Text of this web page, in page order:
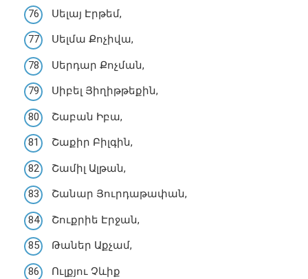
Սելայ Էրթեմ,
Սելմա Քոչիվա,
Սերդար Քոչման,
Սիբել Յիղիթթեքին,
Շաբան Իբա,
Շաքիր Բիլգին,
Շամիլ Ալթան,
Շանար Յուրդաթափան,
Շուքրիե Էրջան,
Թաներ Աքչամ,
Ուլքյու Չևիք